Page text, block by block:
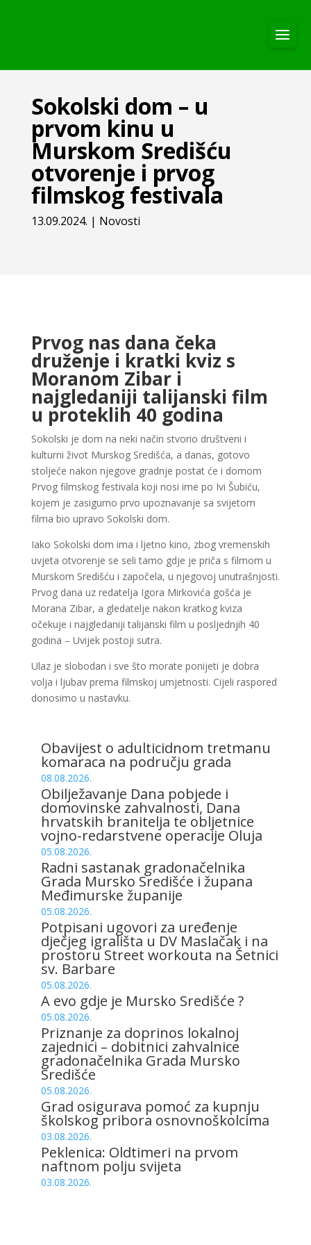
Sokolski dom – u
prvom kinu u
Murskom Središću
otvorenje i prvog
filmskog festivala
13.09.2024. | Novosti
Prvog nas dana čeka
druženje i kratki kviz s
Moranom Zibar i
najgledaniji talijanski film
u proteklih 40 godina
Sokolski je dom na neki način stvorio društveni i
kulturni život Murskog Središća, a danas, gotovo
stoljeće nakon njegove gradnje postat će i domom
Prvog filmskog festivala koji nosi ime po Ivi Šubiću,
kojem je zasigurno prvo upoznavanje sa svijetom
filma bio upravo Sokolski dom.
Iako Sokolski dom ima i ljetno kino, zbog vremenskih
uvjeta otvorenje se seli tamo gdje je priča s filmom u
Murskom Središću i započela, u njegovoj unutrašnjosti.
Prvog dana uz redatelja Igora Mirkovića gošća je
Morana Zibar, a gledatelje nakon kratkog kviza
očekuje i najgledaniji talijanski film u posljednjih 40
godina – Uvijek postoji sutra.
Ulaz je slobodan i sve što morate ponijeti je dobra
volja i ljubav prema filmskoj umjetnosti. Cijeli raspored
donosimo u nastavku.
Obavijest o adulticidnom tretmanu
komaraca na području grada
08.08.2026.
Obilježavanje Dana pobjede i
domovinske zahvalnosti, Dana
hrvatskih branitelja te obljetnice
vojno-redarstvene operacije Oluja
05.08.2026.
Radni sastanak gradonačelnika
Grada Mursko Središće i župana
Međimurske županije
05.08.2026.
Potpisani ugovori za uređenje
dječjeg igrališta u DV Maslačak i na
prostoru Street workouta na Šetnici
sv. Barbare
05.08.2026.
A evo gdje je Mursko Središće ?
05.08.2026.
Priznanje za doprinos lokalnoj
zajednici – dobitnici zahvalnice
gradonačelnika Grada Mursko
Središće
05.08.2026.
Grad osigurava pomoć za kupnju
školskog pribora osnovnoškolcima
03.08.2026.
Peklenica: Oldtimeri na prvom
naftnom polju svijeta
03.08.2026.